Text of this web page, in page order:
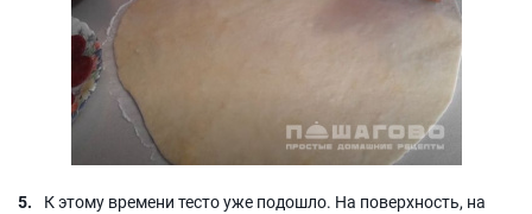
К этому времени тесто уже подошло. На поверхность, на